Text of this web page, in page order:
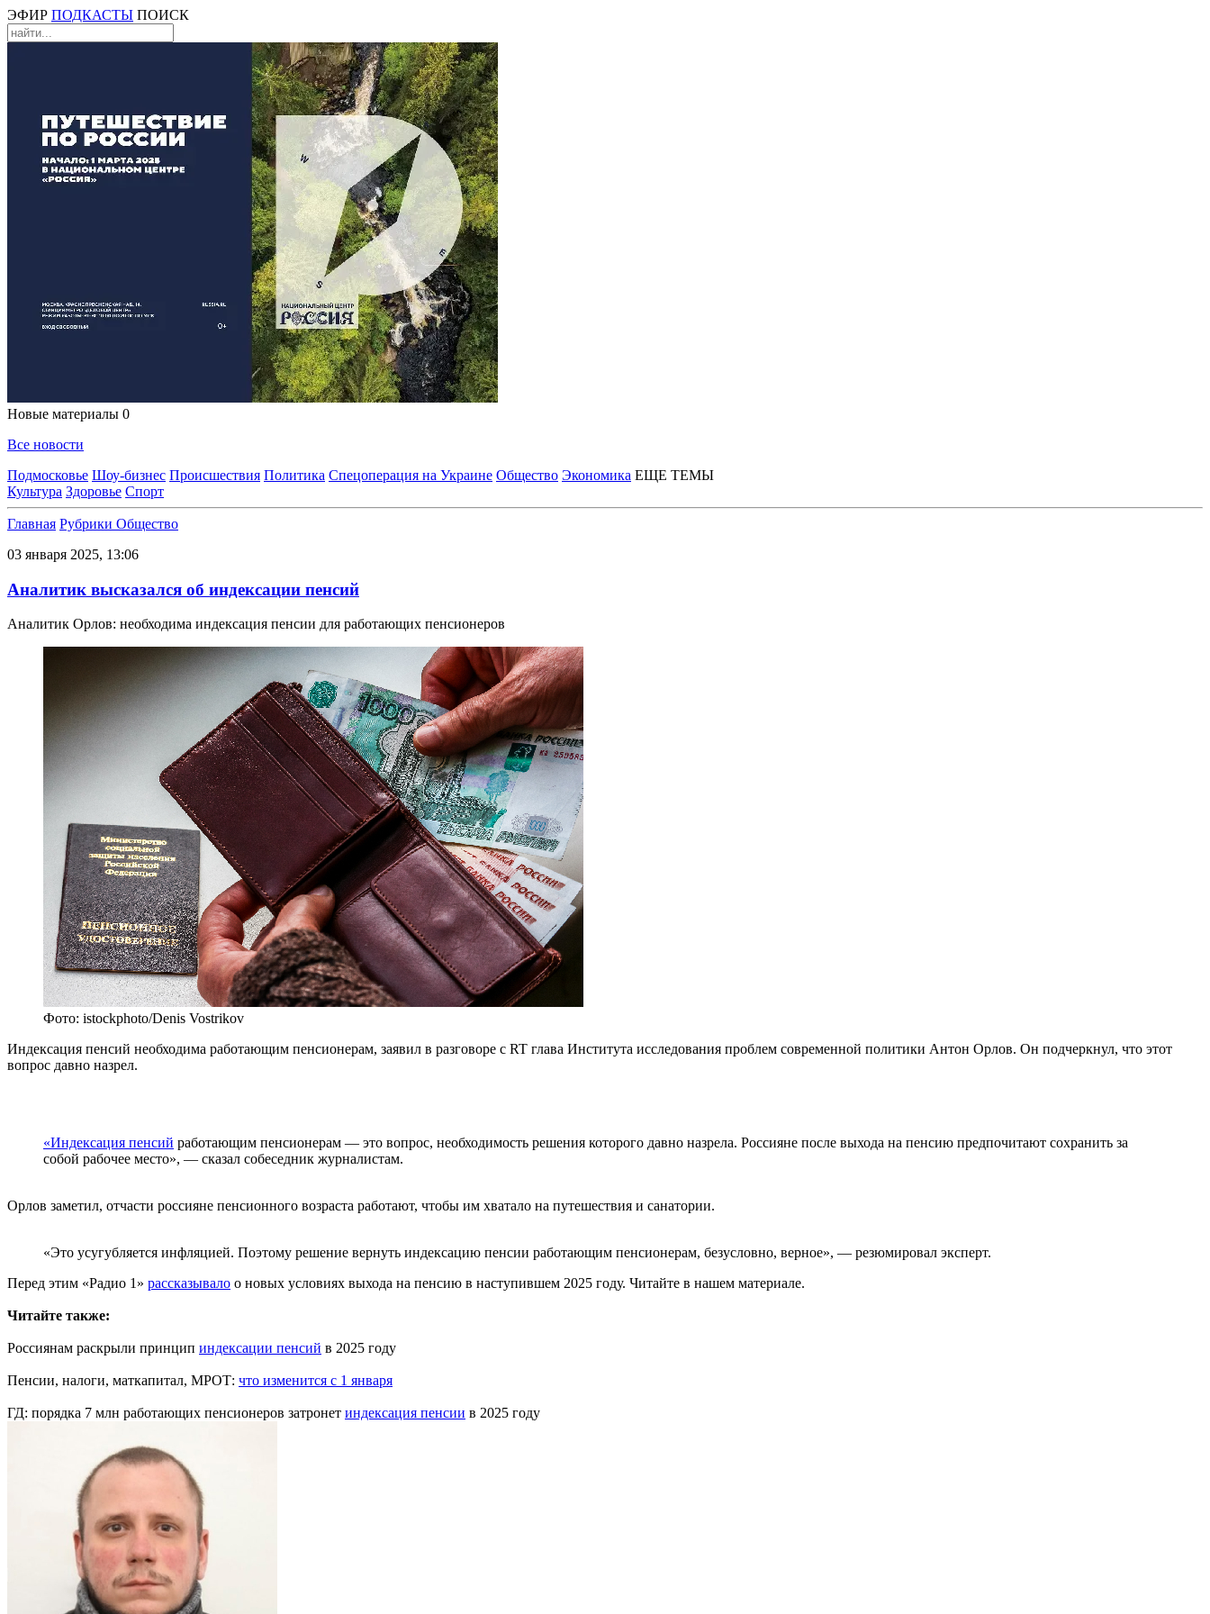
ЭФИР ПОДКАСТЫ ПОИСК
Новые материалы 0
Все новости
Подмосковье Шоу-бизнес Происшествия Политика Спецоперация на Украине Общество Экономика ЕЩЕ ТЕМЫ
Культура Здоровье Спорт
Главная Рубрики Общество
03 января 2025, 13:06
Аналитик высказался об индексации пенсий
Аналитик Орлов: необходима индексация пенсии для работающих пенсионеров
Фото: istockphoto/Denis Vostrikov
Индексация пенсий необходима работающим пенсионерам, заявил в разговоре с RT глава Института исследования проблем современной политики Антон Орлов. Он подчеркнул, что этот
вопрос давно назрел.
«Индексация пенсий работающим пенсионерам — это вопрос, необходимость решения которого давно назрела. Россияне после выхода на пенсию предпочитают сохранить за
собой рабочее место», — сказал собеседник журналистам.
Орлов заметил, отчасти россияне пенсионного возраста работают, чтобы им хватало на путешествия и санатории.
«Это усугубляется инфляцией. Поэтому решение вернуть индексацию пенсии работающим пенсионерам, безусловно, верное», — резюмировал эксперт.
Перед этим «Радио 1» рассказывало о новых условиях выхода на пенсию в наступившем 2025 году. Читайте в нашем материале.
Читайте также:
Россиянам раскрыли принцип индексации пенсий в 2025 году
Пенсии, налоги, маткапитал, МРОТ: что изменится с 1 января
ГД: порядка 7 млн работающих пенсионеров затронет индексация пенсии в 2025 году